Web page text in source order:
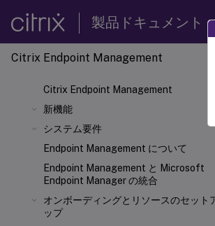
製品ドキュメント
Citrix Endpoint Management
Citrix Endpoint Management
新機能
システム要件
Endpoint Management について
Endpoint Management と Microsoft
Endpoint Manager の統合
オンボーディングとリソースのセット
ップ